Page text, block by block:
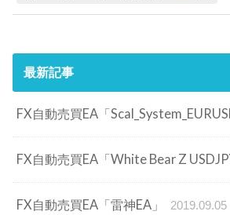
最新記事
FX自動売買EA「
FX自動売買EA「White Bear Z
FX自動売買EA「雷神EA」 2019.09.05